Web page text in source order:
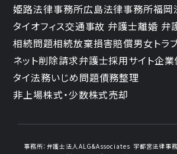
姫路法律事務所広島法律事務所福岡
タイオフィス交通事故 弁護士離婚 弁
相続問題相続放棄損害賠償男女トラ
ネット削除請求弁護士採用サイト企業
タイ法務いじめ問題債務整理
非上場株式・少数株式売却
事務所： 弁護士法人ALG&Associates 宇都宮法律事